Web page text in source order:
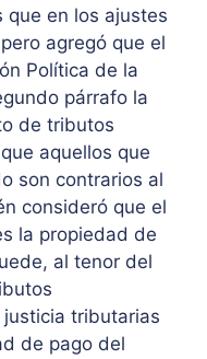
que en los ajustes
agregó que el
Política de la
párrafo la
de tributos
aquellos que
son contrarios al
consideró que el
la propiedad de
al tenor del
tributarias
de pago del